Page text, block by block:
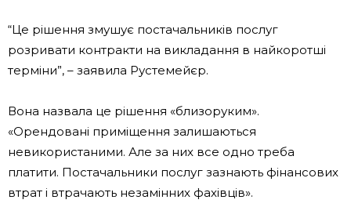
“Це рішення змушує постачальників послуг
розривати контракти на викладання в найкоротші
терміни”, – заявила Рустемейєр.
Вона назвала це рішення «близоруким».
«Орендовані приміщення залишаються
невикористаними. Але за них все одно треба
платити. Постачальники послуг зазнають фінансових
втрат і втрачають незамінних фахівців».